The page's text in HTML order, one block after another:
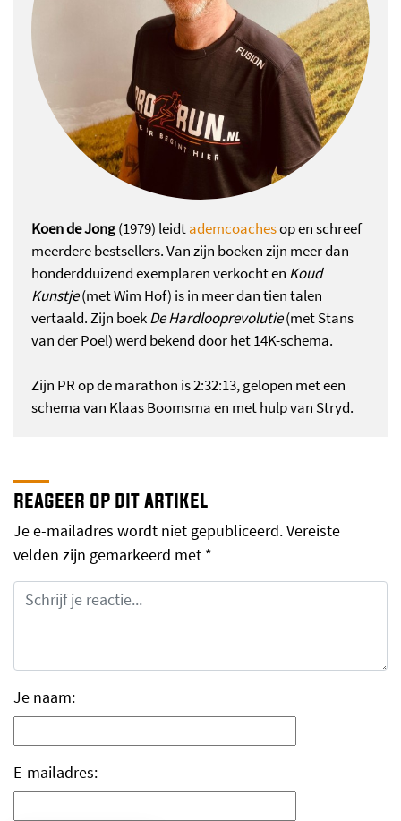
Koen de Jong(1979) leidtademcoachesop en schreef
meerdere bestsellers. Van zijn boeken zijn meer dan
honderdduizend exemplaren verkocht en Koud
Kunstje(met Wim Hof) is in meer dan tien talen
vertaald. Zijn boekDe Hardlooprevolutie(met Stans
van der Poel) werd bekend door het 14K-schema.
Zijn PR op de marathon is 2:32:13, gelopen met een
schema van Klaas Boomsma en met hulp van Stryd.
reageer op dit artikel
Je e-mailadres wordt niet gepubliceerd.Vereiste
velden zijn gemarkeerd met *
Je naam:
E-mailadres: